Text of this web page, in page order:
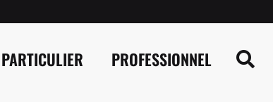
PARTICULIER PROFESSIONNEL